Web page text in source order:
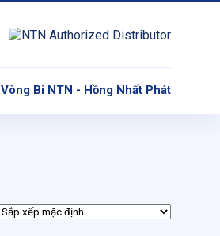
Vòng Bi NTN - Hồng Nhất Phát